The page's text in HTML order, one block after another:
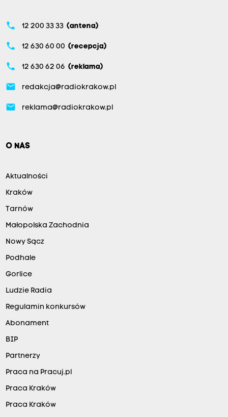
phone 12 200 33 33 (antena)
phone 12 630 60 00 (recepcja)
phone 12 630 62 06 (reklama)
email redakcja@radiokrakow.pl
email reklama@radiokrakow.pl
O NAS
Aktualności
Kraków
Tarnów
Małopolska Zachodnia
Nowy Sącz
Podhale
Gorlice
Ludzie Radia
Regulamin konkursów
Abonament
BIP
Partnerzy
Praca na Pracuj.pl
Praca Kraków
Praca Kraków